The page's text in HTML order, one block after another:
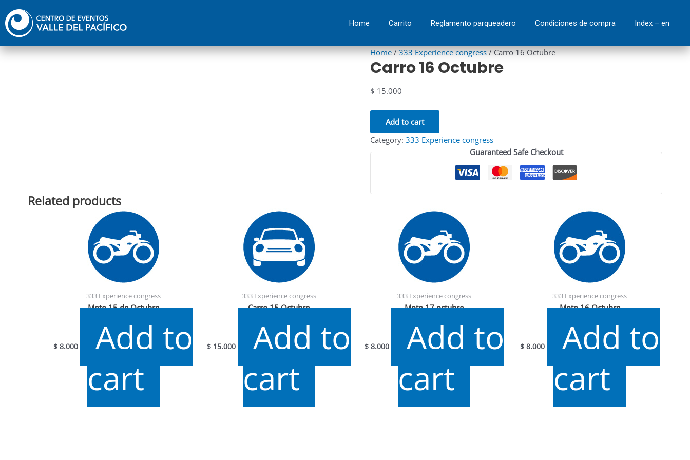
al
contenido
Home Carrito Reglamento parqueadero Condiciones de compra Index – en
Home/333 Experience congress/ Carro 16 Octubre
Carro 16 Octubre
$ 15.000
Add to cart
Category:333 Experience congress
Guaranteed Safe Checkout
Related products
333 Experience congress
Moto 15 de Octubre
$ 8.000
Add to
cart
333 Experience congress
Carro 15 Octubre
$ 15.000
Add to
cart
333 Experience congress
Moto 17 octubre
$8.000
Add to
cart
333 Experience congress
Moto 16 Octubre
$8.000
Add to
cart